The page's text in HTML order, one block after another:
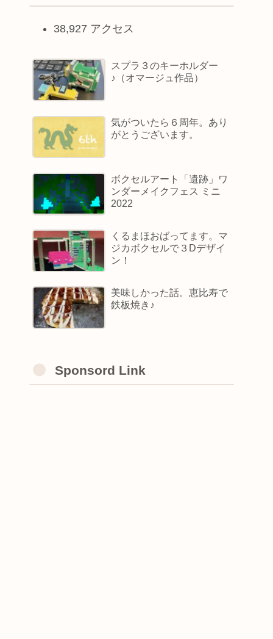
38,927 アクセス
スプラ３のキーホルダー
♪（オマージュ作品）
気がついたら６周年。あり
がとうございます。
ボクセルアート「遺跡」ワ
ンダーメイクフェス ミニ
2022
くるまほおばってます。マ
ジカボクセルで３Dデザイ
ン！
美味しかった話。恵比寿で
鉄板焼き♪
Sponsord Link